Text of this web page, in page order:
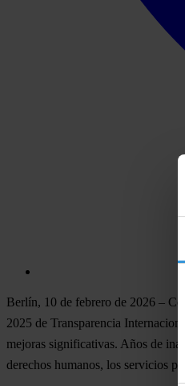
Berlín, 10 de febrero de 2026 –
2025 de Transparencia
mejoras significativas. Años de
derechos humanos, los servicios